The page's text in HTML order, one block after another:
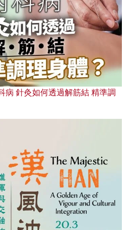
病 針灸如何透過解筋結 精準調